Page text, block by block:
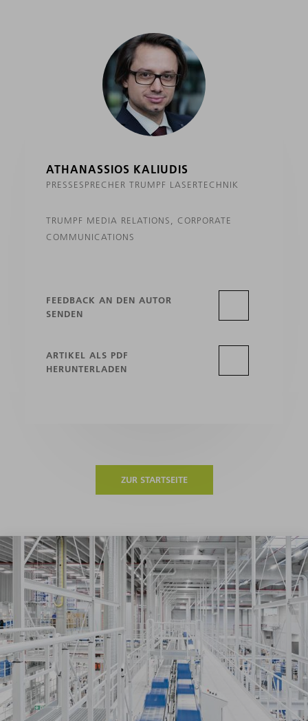
ATHANASSIOS KALIUDIS
PRESSESPRECHER TRUMPF LASERTECHNIK
TRUMPF MEDIA RELATIONS, CORPORATE
COMMUNICATIONS
FEEDBACK AN DEN AUTOR
SENDEN
ARTIKEL ALS PDF
HERUNTERLADEN
ZUR STARTSEITE